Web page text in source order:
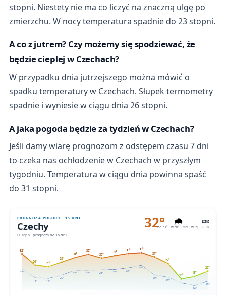
stopni. Niestety nie ma co liczyć na znaczną ulgę po
zmierzchu. W nocy temperatura spadnie do 23 stopni.
A co z jutrem? Czy możemy się spodziewać, że
będzie cieplej w Czechach?
W przypadku dnia jutrzejszego można mówić o
spadku temperatury w Czechach. Słupek termometry
spadnie i wyniesie w ciągu dnia 26 stopni.
A jaka pogoda będzie za tydzień w Czechach?
Jeśli damy wiarę prognozom z odstępem czasu 7 dni
to czeka nas ochłodzenie w Czechach w przyszłym
tygodniu. Temperatura w ciągu dnia powinna spaść
do 31 stopni.